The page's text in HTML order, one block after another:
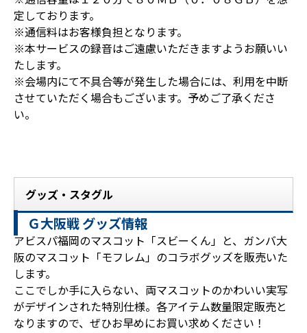
定しております。
※通信料はお客様負担となります。
※本サービスの録音はご遠慮いただきますようお願いい
たします。
※会場内にて不具合等が発生した場合には、利用を中断
させていただく場合もございます。予めご了承くださ
い。
グッズ・スタグル
Ｇ大阪戦 グッズ情報
アビスパ福岡のマスコット「スビーくん」と、ガンバ大
阪のマスコット「モフレム」のコラボグッズを販売いた
します。
ここでしか手に入らない、両マスコットのかわいい実写
がデザインされた特別仕様。各アイテム数量限定販売と
なりますので、ぜひお早めにお買い求めください！